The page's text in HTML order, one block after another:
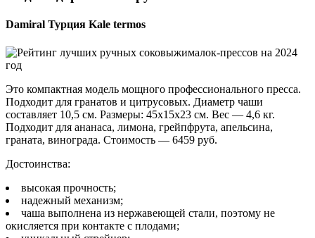
Damiral Турция Kale termos
Это компактная модель мощного профессионального пресса.
Подходит для гранатов и цитрусовых. Диаметр чаши
составляет 10,5 см. Размеры: 45х15х23 см. Вес — 4,6 кг.
Подходит для ананаса, лимона, грейпфрута, апельсина,
граната, винограда. Стоимость — 6459 руб.
Достоинства:
высокая прочность;
надежный механизм;
чаша выполнена из нержавеющей стали, поэтому не
окисляется при контакте с плодами;